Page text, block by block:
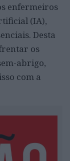
enfermeiros
(IA),
Desta
os
abrigo,
com a